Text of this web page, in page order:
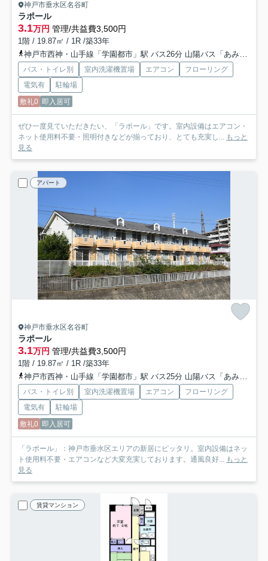
神戸市垂水区名谷町
ラポール
3.1万円 管理/共益費3,500円
1階 / 19.87㎡ / 1R /築33年
神戸市西神・山手線「学園都市」駅 バス26分 山陽バス「あみだ堂」 停歩6分
バス・トイレ別 室内洗濯機置場 エアコン
フローリング
電気有
駐輪場
敷礼0 即入居可
ぜひ一度見ていただきたい、「ラポール」です。室内設備はエアコン・
ネット使用料不要・照明付きなどが揃っており、とても充実し... もっと
見る
アパート
神戸市垂水区名谷町
ラポール
3.1万円 管理/共益費3,500円
1階 / 19.87㎡ / 1R /築33年
神戸市西神・山手線「学園都市」駅 バス25分 山陽バス「あみだ堂」 停歩6分
バス・トイレ別 室内洗濯機置場 エアコン
フローリング
電気有
駐輪場
敷礼0 即入居可
「ラポール」：神戸市垂水区エリアの新居にピッタリ。室内設備はネッ
ト使用料不要・エアコンなど大変充実しております。通風良好... もっと
見る
賃貸マンション